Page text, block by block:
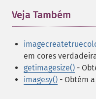
Veja Também
em cores
getimagesize() -
imagesy() - Obtém